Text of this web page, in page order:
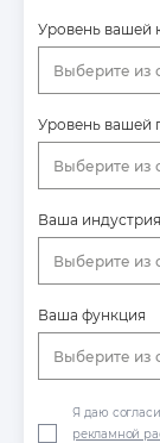
Уровень вашей
Выберите из
Уровень вашей
Выберите из
Ваша индустрия
Выберите из
Ваша функция
Выберите из
Я даю
рекламной